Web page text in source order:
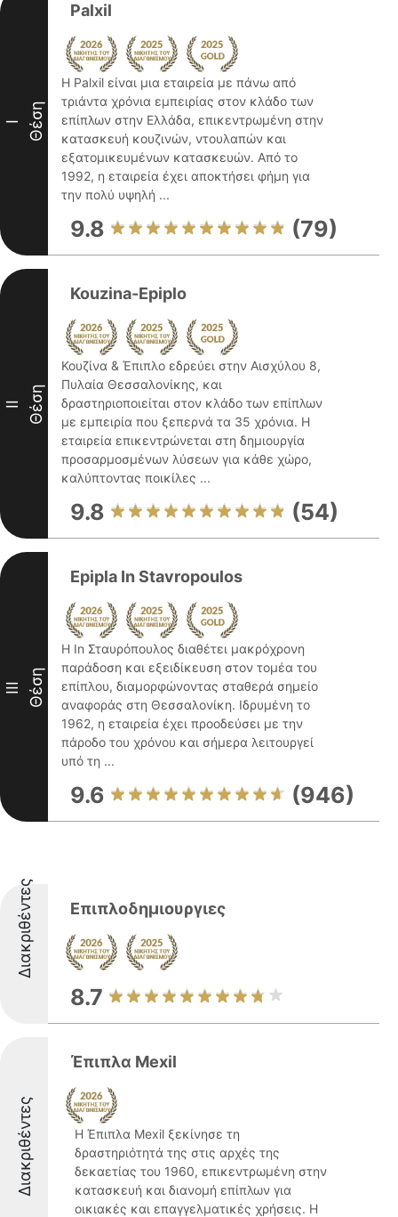
I Θέση
Palxil
Η Palxil είναι μια εταιρεία με πάνω από
τριάντα χρόνια εμπειρίας στον κλάδο των
επίπλων στην Ελλάδα, επικεντρωμένη στην
κατασκευή κουζινών, ντουλαπών και
εξατομικευμένων κατασκευών. Από το
1992, η εταιρεία έχει αποκτήσει φήμη για
την πολύ υψηλή ...
9.8 (79)
II Θέση
Kouzina-Epiplo
Κουζίνα & Έπιπλο εδρεύει στην Αισχύλου 8,
Πυλαία Θεσσαλονίκης, και
δραστηριοποιείται στον κλάδο των επίπλων
με εμπειρία που ξεπερνά τα 35 χρόνια. Η
εταιρεία επικεντρώνεται στη δημιουργία
προσαρμοσμένων λύσεων για κάθε χώρο,
καλύπτοντας ποικίλες ...
9.8 (54)
III Θέση
Epipla In Stavropoulos
Η In Σταυρόπουλος διαθέτει μακρόχρονη
παράδοση και εξειδίκευση στον τομέα του
επίπλου, διαμορφώνοντας σταθερά σημείο
αναφοράς στη Θεσσαλονίκη. Ιδρυμένη το
1962, η εταιρεία έχει προοδεύσει με την
πάροδο του χρόνου και σήμερα λειτουργεί
υπό τη ...
9.6 (946)
Διακριθέντες Επιπλοδημιουργιες
8.7
Διακριθέντες
Έπιπλα Mexil
Η Έπιπλα Mexil ξεκίνησε τη
δραστηριότητά της στις αρχές της
δεκαετίας του 1960, επικεντρωμένη στην
κατασκευή και διανομή επίπλων για
οικιακές και επαγγελματικές χρήσεις. Η